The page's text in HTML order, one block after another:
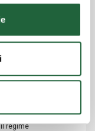
regime